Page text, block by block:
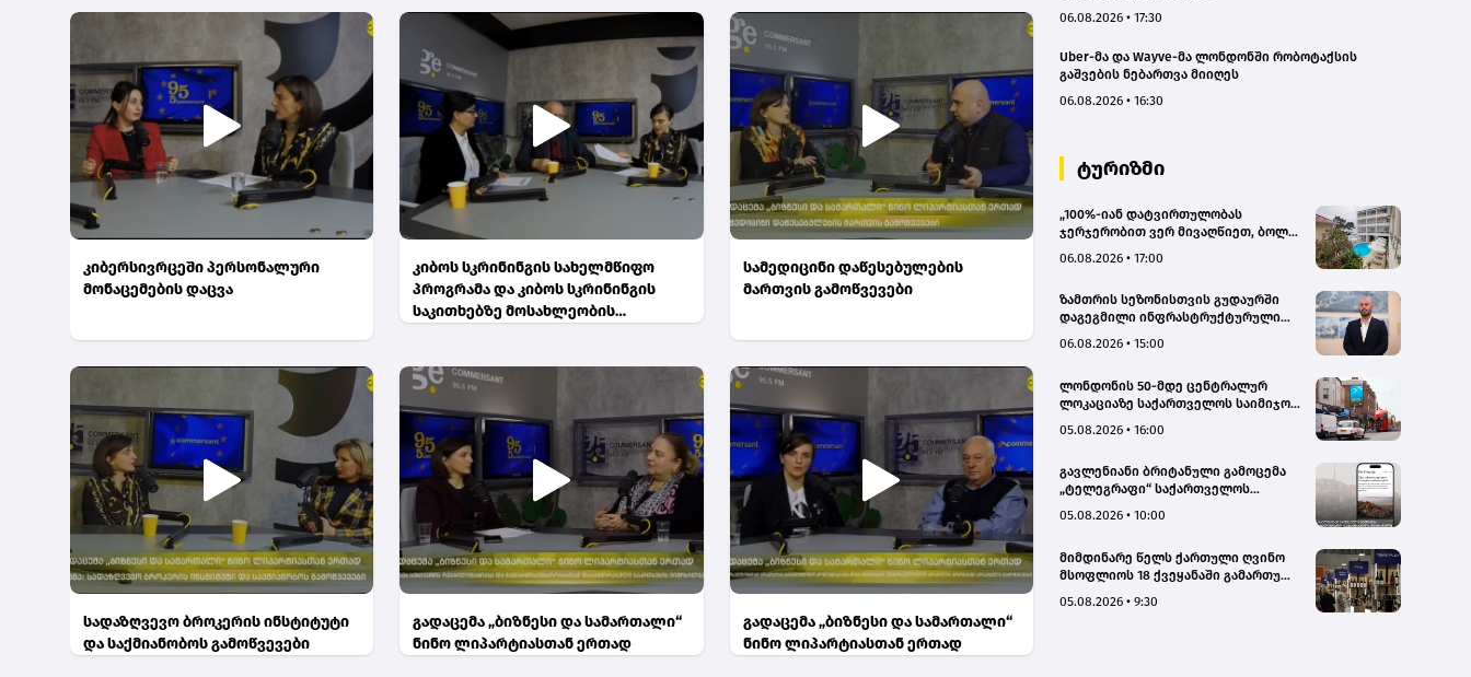
კიბერსივრცეში პერსონალური
მონაცემების დაცვა
კიბოს სკრინინგის სახელმწიფო
პროგრამა და კიბოს სკრინინგის
საკითხებზე მოსახლეობის
სამედიცინი დაწესებულების
მართვის გამოწვევები
სადაზღვევო ბროკერის ინსტიტუტი
და საქმიანობოს გამოწვევები
გადაცემა „ბიზნესი და სამართალი“
ნინო ლიპარტიასთან ერთად
გადაცემა „ბიზნესი და სამართალი“
ნინო ლიპარტიასთან ერთად
06.08.2026 • 17:30
Uber-მა და Wayve-მა ლონდონში რობოტაქსის
გაშვების ნებართვა მიიღეს
06.08.2026 • 16:30
ტურიზმი
„100%-იან დატვირთულობას
ჯერჯერობით ვერ მივაღწიეთ, ბოლო
გაუქმდა“ - Kobuleti Beach Club
06.08.2026 • 17:00
ზამთრის სეზონისთვის გუდაურში
დაგეგმილი ინფრასტრუქტურული
გუდაურის ტურისტული
დარსალია
06.08.2026 • 15:00
ლონდონის 50-მდე ცენტრალურ
ლოკაციაზე საქართველოს საიმიჯო
05.08.2026 • 16:00
გავლენიანი ბრიტანული გამოცემა
„ტელეგრაფი“ საქართველოს
სტატიების ციკლს აქვეყნებს
05.08.2026 • 10:00
მიმდინარე წელს ქართული ღვინო
მსოფლიოს 18 ქვეყანაში გამართულ
წარმოდგენილი
05.08.2026 • 9:30